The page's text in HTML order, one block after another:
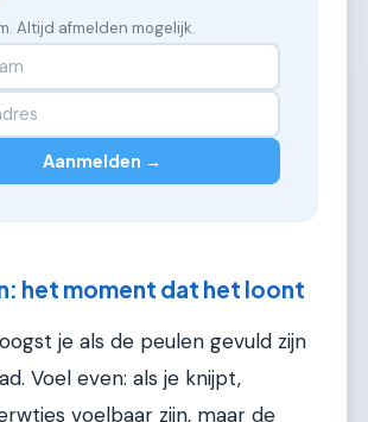
Altijd afmelden mogelijk.
Aanmelden →
het moment dat het loont
je als de peulen gevuld zijn
Voel even: als je knijpt,
voelbaar zijn, maar de